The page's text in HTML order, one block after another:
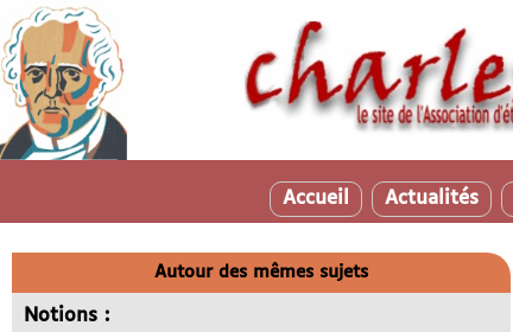
Accueil Actualités
Autour des mêmes sujets
Notions :